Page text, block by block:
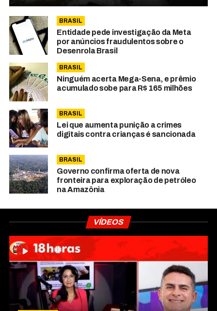
BRASIL
Entidade pede investigação da Meta
por anúncios fraudulentos sobre o
Desenrola Brasil
BRASIL
Ninguém acerta Mega-Sena, e prêmio
acumulado sobe para R$ 165 milhões
BRASIL
Lei que aumenta punição a crimes
digitais contra crianças é sancionada
BRASIL
Governo confirma oferta de nova
fronteira para exploração de petróleo
na Amazônia
VÍDEOS